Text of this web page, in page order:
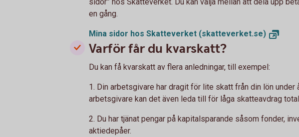
en gång.
Mina sidor hos Skatteverket (skatteverket.se)
Varför får du kvarskatt?
Du kan få kvarskatt av flera anledningar, till exempel:
1. Din arbetsgivare har dragit för lite skatt från din lön under
arbetsgivare kan det även leda till för låga skatteavdrag
2. Du har tjänat pengar på kapitalsparande såsom fonder,
aktiedepåer.